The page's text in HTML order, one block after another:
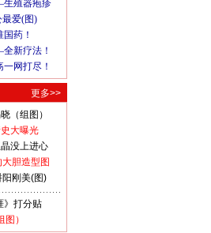
更多>>
（组图）
大曝光
晶没上进心
胆造型图
刚美(图)
》打分贴
）